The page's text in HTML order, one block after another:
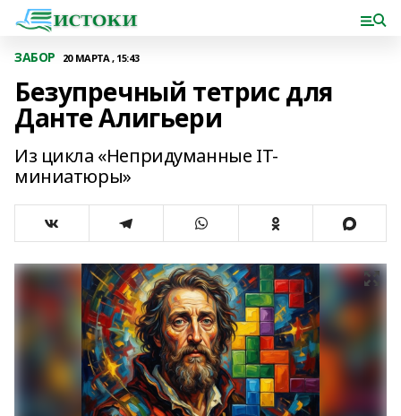
ЗАБОР 20 МАРТА , 15:43
Безупречный тетрис для
Данте Алигьери
Из цикла «Непридуманные IT-
миниатюры»